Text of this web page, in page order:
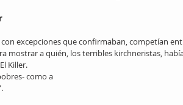
excepciones que confirmaban, competían
mostrar a quién, los terribles kirchneristas,
Killer.